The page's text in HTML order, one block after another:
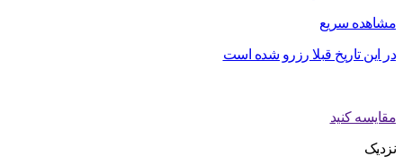
مشاهده سریع
در این تاریخ قبلا رزرو شده است
مقایسه کنید
نزدیک